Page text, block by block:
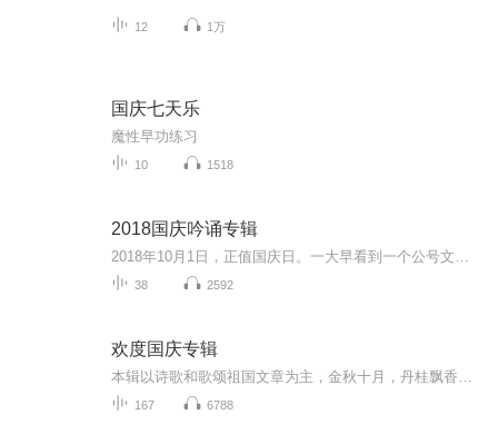
12 1万
国庆七天乐
魔性早功练习
10 1518
2018国庆吟诵专辑
38 2592
欢度国庆专辑
167 6788